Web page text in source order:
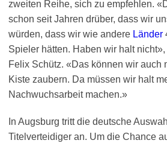
zweiten Reihe, sich zu empfehlen.
schon seit Jahren drüber, dass wir
würden, dass wir wie andere Länder
Spieler hätten. Haben wir halt
Felix Schütz. «Das können wir auch
Kiste zaubern. Da müssen wir halt
Nachwuchsarbeit machen.»
In Augsburg tritt die deutsche
Titelverteidiger an. Um die Chance